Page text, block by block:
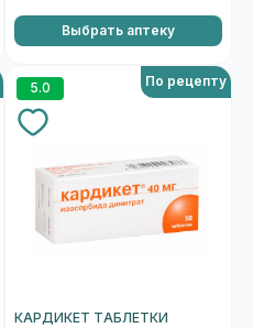
Выбрать аптеку
5.0 По рецепту
КАРДИКЕТ ТАБЛЕТКИ